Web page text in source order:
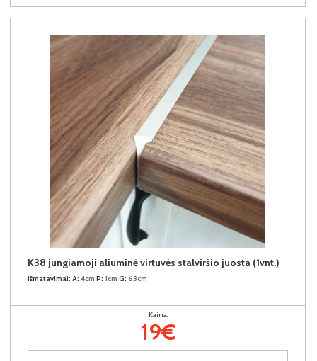
K38 jungiamoji aliuminė virtuvės stalviršio juosta (1vnt.)
Išmatavimai: A: 4cm P: 1cm G: 63cm
Kaina:
19€